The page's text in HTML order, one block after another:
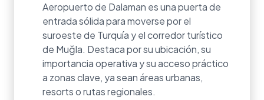
Aeropuerto de Dalaman es una puerta de
entrada sólida para moverse por el
suroeste de Turquía y el corredor turístico
de Muğla. Destaca por su ubicación, su
importancia operativa y su acceso práctico
a zonas clave, ya sean áreas urbanas,
resorts o rutas regionales.